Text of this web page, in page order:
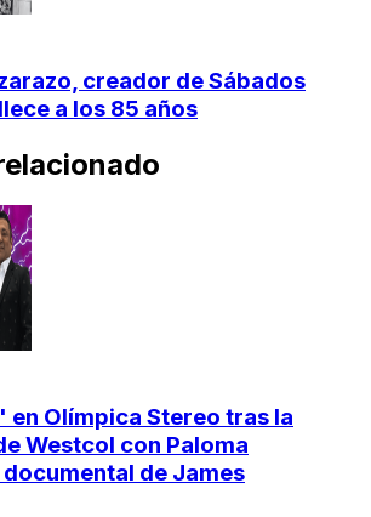
creador de Sábados
a los 85 años
Olímpica Stereo tras la
Westcol con Paloma
de James